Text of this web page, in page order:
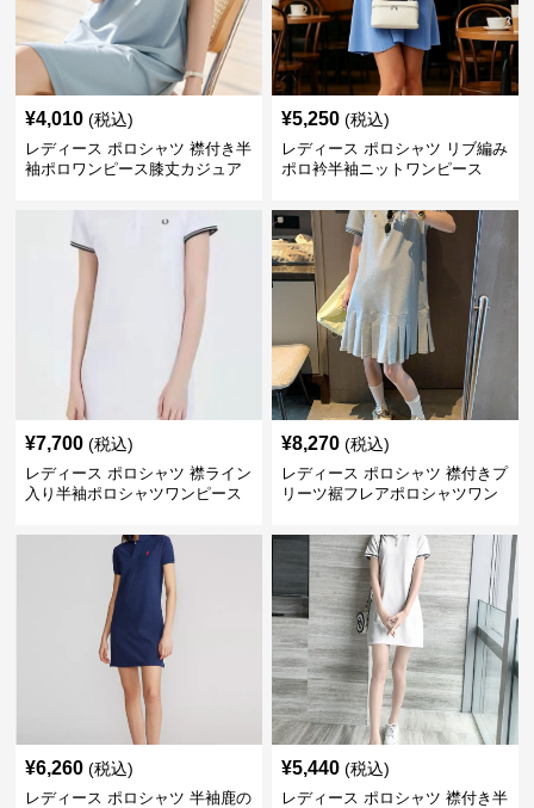
¥4,010 (税込)
レディース ポロシャツ 襟付き半
袖ポロワンピース膝丈カジュア
¥5,250 (税込)
レディース ポロシャツ リブ編み
ポロ衿半袖ニットワンピース
¥7,700 (税込)
レディース ポロシャツ 襟ライン
入り半袖ポロシャツワンピース
¥8,270 (税込)
レディース ポロシャツ 襟付きプ
リーツ裾フレアポロシャツワン
¥6,260 (税込)
レディース ポロシャツ 半袖鹿の
¥5,440 (税込)
レディース ポロシャツ 襟付き半